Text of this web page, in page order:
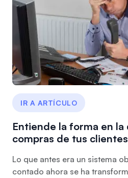
IR A ARTÍCULO
Entiende la forma en la
compras de tus clientes
Lo que antes era un sistema
contado ahora se ha